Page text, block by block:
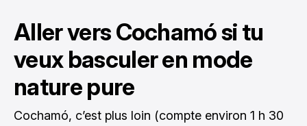
Aller vers Cochamó si tu
veux basculer en mode
nature pure
Cochamó, c’est plus loin (compte environ 1 h 30